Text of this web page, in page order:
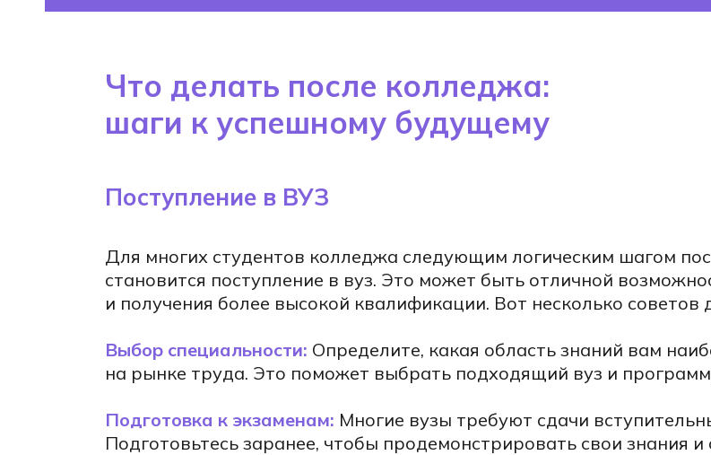
Что делать после колледжа:
шаги к успешному будущему
Поступление в ВУЗ
Для многих студентов колледжа следующим логическим шагом
становится поступление в вуз. Это может быть отличной
и получения более высокой квалификации. Вот несколько советов
Выбор специальности: Определите, какая область знаний вам
на рынке труда. Это поможет выбрать подходящий вуз и
Подготовка к экзаменам: Многие вузы требуют сдачи
Подготовьтесь заранее, чтобы продемонстрировать свои знания и